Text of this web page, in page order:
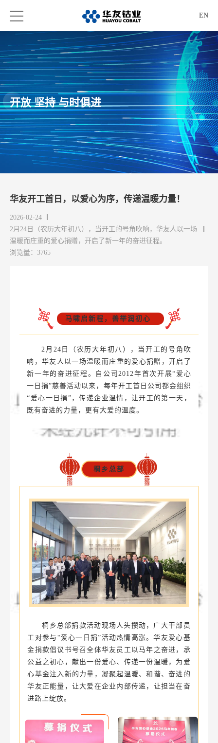
EN
开放 坚持 与时俱进
华友开工首日，以爱心为序，传递温暖力量！
2026-02-24
2月24日（农历大年初八），当开工的号角吹响，华友人以一场
温暖而庄重的爱心捐赠，开启了新一年的奋进征程。
浏览量：3765
马啸启新程，善举润初心
2月24日（农历大年初八），当开工的号角吹
响，华友人以一场温暖而庄重的爱心捐赠，开启了
新一年的奋进征程。自公司2012年首次开展“爱心
一日捐”慈善活动以来，每年开工首日公司都会组织
“爱心一日捐”，传递企业温情，让开工的第一天，
既有奋进的力量，更有大爱的温度。
桐乡总部
桐乡总部捐款活动现场人头攒动，广大干部员
工对参与“爱心一日捐”活动热情高涨。华友爱心基
金捐款倡议书号召全体华友员工以马年之奋进，承
公益之初心，献出一份爱心、传递一份温暖，为爱
心基金注入新的力量，凝聚起温暖、和谐、奋进的
华友正能量，让大爱在企业内部传递，让担当在奋
进路上绽放。